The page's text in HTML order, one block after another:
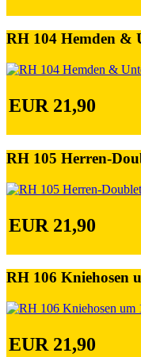
RH 104 Hemden &
EUR 21,90
RH 105 Herren-
EUR 21,90
RH 106 Kniehosen
EUR 21,90